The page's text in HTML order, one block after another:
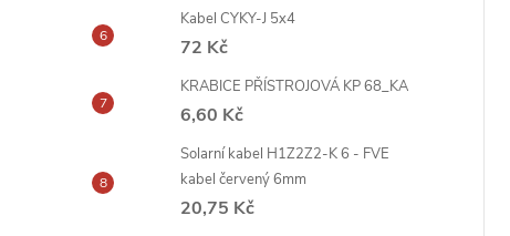
Kabel CYKY-J 5x4
72 Kč
KRABICE PŘÍSTROJOVÁ KP 68_KA
6,60 Kč
Solarní kabel H1Z2Z2-K 6 - FVE
kabel červený 6mm
20,75 Kč